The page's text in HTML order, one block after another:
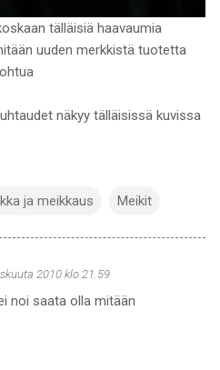
tälläisiä haavaumia
uuden merkkistä tuotetta
näkyy tälläisissä kuvissa
ja meikkaus Meikit
2010 klo 21.59
noi saata olla mitään